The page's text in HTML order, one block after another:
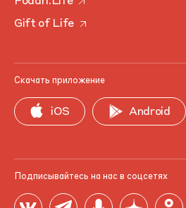
Gift of Life
Скачать приложение
iOS Android
Подписывайтесь на нас в соцсетях